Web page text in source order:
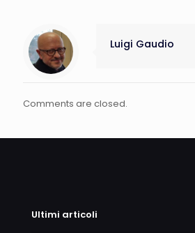
Luigi Gaudio
Comments are closed.
Ultimi articoli